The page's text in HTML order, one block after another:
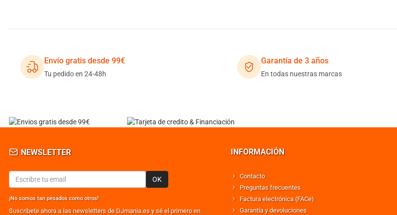
Envío gratis desde 99€
Tu pedido en 24-48h
Garantía de 3 años
En todas nuestras marcas
NEWSLETTER
OK
¡No somos tan pesados como otros!
Suscribete ahora a las newsletters de DJmania.es y sé el primero en
INFORMACIÓN
Contacto
Preguntas frecuentes
Factura electrónica (FACe)
Garantía y devoluciones